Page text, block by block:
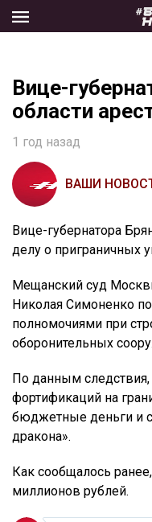
the
Вице-
области
1 год назад
ВАШИ
Вице-губернатора
делу о приграничных
Мещанский суд
Николая Симоненко
полномочиями при
оборонительных
По данным следствия,
фортификаций на
бюджетные деньги и
дракона».
Как сообщалось
миллионов рублей.